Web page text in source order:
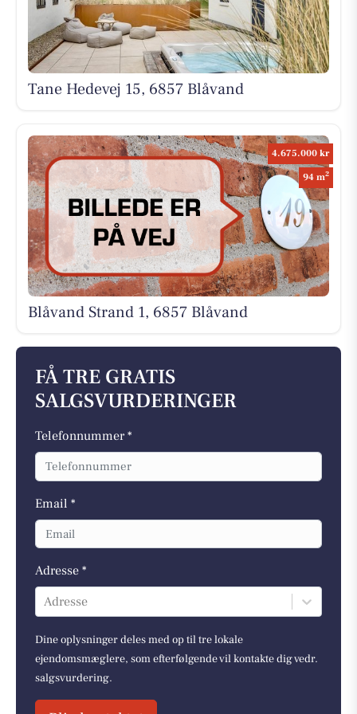
Tane Hedevej 15, 6857 Blåvand
4.675.000 kr
94 m2
Blåvand Strand 1, 6857 Blåvand
FÅ TRE GRATIS
SALGSVURDERINGER
Telefonnummer *
Email *
Adresse *
Adresse
Dine oplysninger deles med op til tre lokale
ejendomsmæglere, som efterfølgende vil kontakte dig vedr.
salgsvurdering.